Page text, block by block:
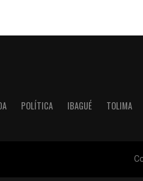
POLÍTICA IBAGUÉ TOLIMA